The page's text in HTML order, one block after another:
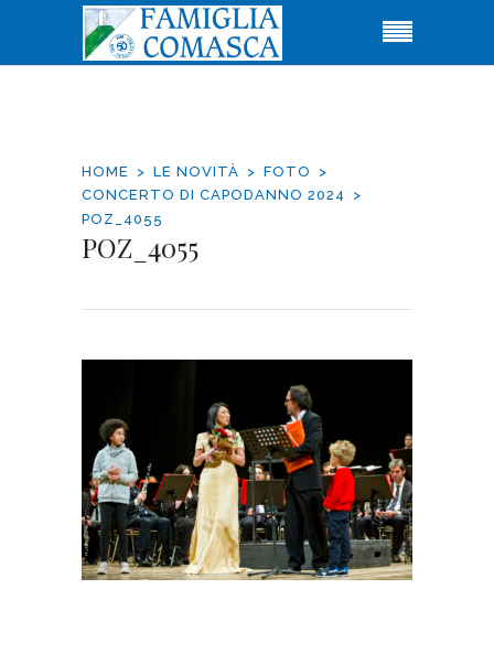
HOME LE NOVITÀ
FOTO
CONCERTO DI CAPODANNO 2024
POZ_4055
POZ_4055